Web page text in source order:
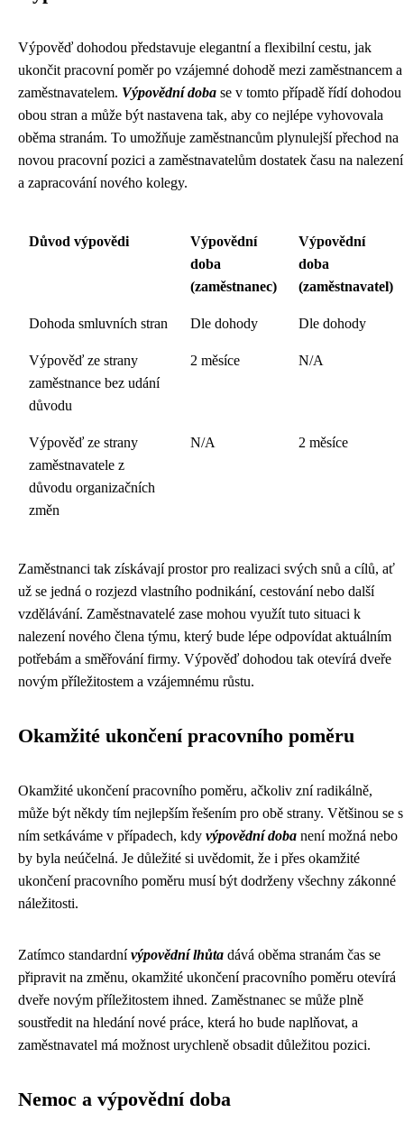
Výpověď dohodou představuje elegantní a flexibilní cestu, jak
ukončit pracovní poměr po vzájemné dohodě mezi zaměstnancem a
zaměstnavatelem. Výpovědní doba se v tomto případě řídí dohodou
obou stran a může být nastavena tak, aby co nejlépe vyhovovala
oběma stranám. To umožňuje zaměstnancům plynulejší přechod na
novou pracovní pozici a zaměstnavatelům dostatek času na nalezení
a zapracování nového kolegy.
Důvod výpovědi
Výpovědní
doba
(zaměstnanec)
Výpovědní
doba
(zaměstnavatel)
Dohoda smluvních stran Dle dohody Dle dohody
Výpověď ze strany
zaměstnance bez udání
důvodu
2 měsíce N/A
Výpověď ze strany
zaměstnavatele z
důvodu organizačních
změn
N/A 2 měsíce
Zaměstnanci tak získávají prostor pro realizaci svých snů a cílů, ať
už se jedná o rozjezd vlastního podnikání, cestování nebo další
vzdělávání. Zaměstnavatelé zase mohou využít tuto situaci k
nalezení nového člena týmu, který bude lépe odpovídat aktuálním
potřebám a směřování firmy. Výpověď dohodou tak otevírá dveře
novým příležitostem a vzájemnému růstu.
Okamžité ukončení pracovního poměru
Okamžité ukončení pracovního poměru, ačkoliv zní radikálně,
může být někdy tím nejlepším řešením pro obě strany. Většinou se s
ním setkáváme v případech, kdy výpovědní doba není možná nebo
by byla neúčelná. Je důležité si uvědomit, že i přes okamžité
ukončení pracovního poměru musí být dodrženy všechny zákonné
náležitosti.
Zatímco standardnívýpovědní lhůta dává oběma stranám čas se
připravit na změnu, okamžité ukončení pracovního poměru otevírá
dveře novým příležitostem ihned. Zaměstnanec se může plně
soustředit na hledání nové práce, která ho bude naplňovat, a
zaměstnavatel má možnost urychleně obsadit důležitou pozici.
Nemoc a výpovědní doba